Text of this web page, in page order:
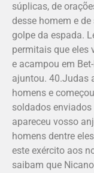
súplicas, de
desse homem e
golpe da espada.
permitais que eles
e acampou em
ajuntou. 40.Judas
homens e
soldados
apareceu vosso
homens dentre
este exército aos
saibam que